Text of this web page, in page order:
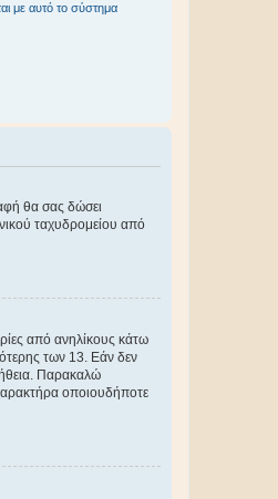
με αυτό το σύστημα
θα σας δώσει
ταχυδρομείου από
από ανηλίκους κάτω
των 13. Εάν δεν
Παρακαλώ
οποιουδήποτε